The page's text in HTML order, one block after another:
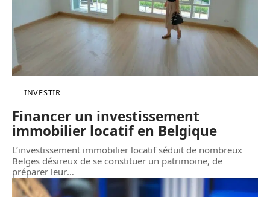
INVESTIR
Financer un investissement
immobilier locatif en Belgique
L’investissement immobilier locatif séduit de nombreux
Belges désireux de se constituer un patrimoine, de
préparer leur…